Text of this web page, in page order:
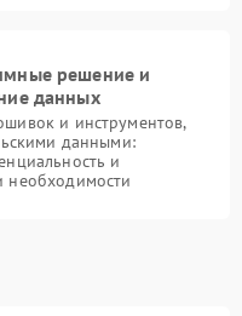
решение и
данных
и инструментов,
данными:
и
необходимости